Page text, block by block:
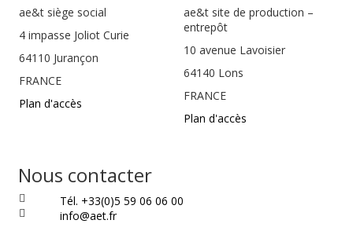
ae&t siège social
4 impasse Joliot Curie
64110 Jurançon
FRANCE
Plan d'accès
ae&t site de production –
entrepôt
10 avenue Lavoisier
64140 Lons
FRANCE
Plan d'accès
Nous contacter
Tél. +33(0)5 59 06 06 00
info@aet.fr